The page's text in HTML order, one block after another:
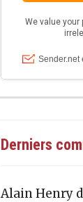
Derniers
Alain Henry